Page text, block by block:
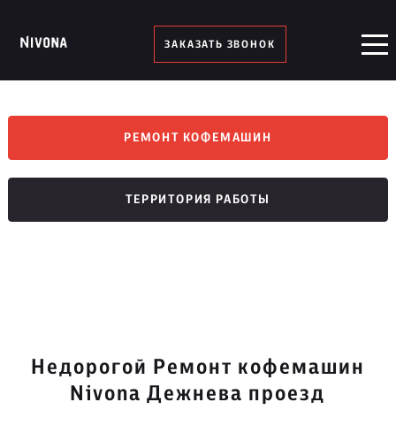
ЗАКАЗАТЬ ЗВОНОК
РЕМОНТ КОФЕМАШИН
ТЕРРИТОРИЯ РАБОТЫ
Недорогой Ремонт кофемашин
Nivona Дежнева проезд